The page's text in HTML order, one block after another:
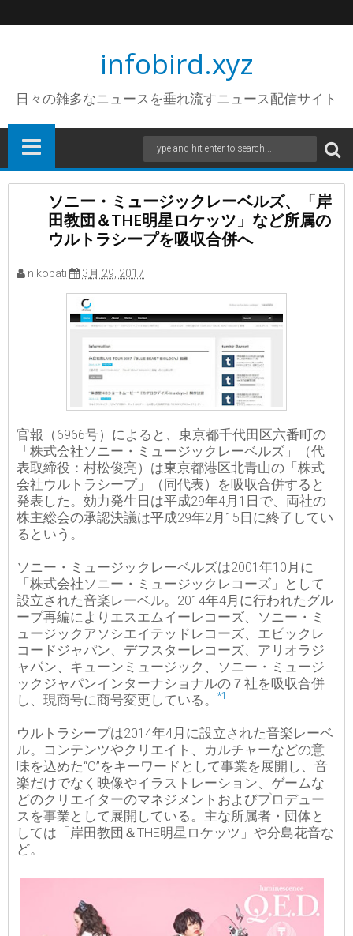
infobird.xyz
日々の雑多なニュースを垂れ流すニュース配信サイト
ソニー・ミュージックレーベルズ、「岸
田教団＆THE明星ロケッツ」など所属の
ウルトラシープを吸収合併へ
nikopati 3月 29, 2017
官報（6966号）によると、東京都千代田区六番町の
「株式会社ソニー・ミュージックレーベルズ」（代
表取締役：村松俊亮）は東京都港区北青山の「株式
会社ウルトラシープ」（同代表）を吸収合併すると
発表した。効力発生日は平成29年4月1日で、両社の
株主総会の承認決議は平成29年2月15日に終了してい
るという。
ソニー・ミュージックレーベルズは2001年10月に
「株式会社ソニー・ミュージックレコーズ」として
設立された音楽レーベル。2014年4月に行われたグル
ープ再編によりエスエムイーレコーズ、ソニー・ミ
ュージックアソシエイテッドレコーズ、エピックレ
コードジャパン、デフスターレコーズ、アリオラジ
ャパン、キューンミュージック、ソニー・ミュージ
ックジャパンインターナショナルの７社を吸収合併
し、現商号に商号変更している。
*1
ウルトラシープは2014年4月に設立された音楽レーベ
ル。コンテンツやクリエイト、カルチャーなどの意
味を込めた“C”をキーワードとして事業を展開し、音
楽だけでなく映像やイラストレーション、ゲームな
どのクリエイターのマネジメントおよびプロデュー
スを事業として展開している。主な所属者・団体と
しては「岸田教団＆THE明星ロケッツ」や分島花音な
ど。